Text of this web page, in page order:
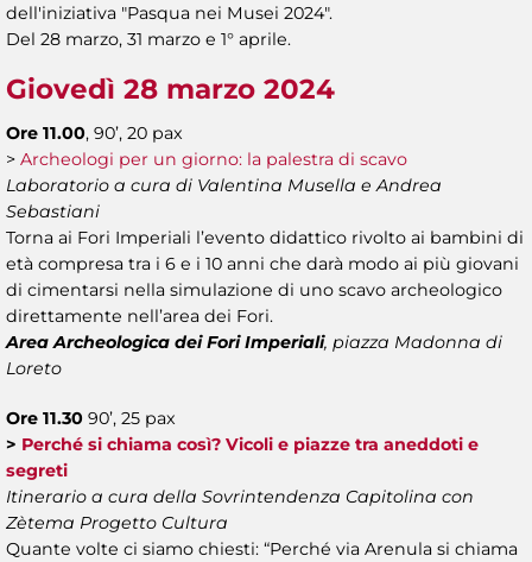
dell'iniziativa "Pasqua nei Musei 2024".
Del 28 marzo, 31 marzo e 1° aprile.
Giovedì 28 marzo 2024
Ore 11.00, 90’, 20 pax
> Archeologi per un giorno: la palestra di scavo
Laboratorio a cura di Valentina Musella e Andrea
Sebastiani
Torna ai Fori Imperiali l’evento didattico rivolto ai bambini di
età compresa tra i 6 e i 10 anni che darà modo ai più giovani
di cimentarsi nella simulazione di uno scavo archeologico
direttamente nell’area dei Fori.
Area Archeologica dei Fori Imperiali, piazza Madonna di
Loreto
Ore 11.30 90’, 25 pax
> Perché si chiama così? Vicoli e piazze tra aneddoti e
segreti
Itinerario a cura della Sovrintendenza Capitolina con
Zètema Progetto Cultura
Quante volte ci siamo chiesti: “Perché via Arenula si chiama